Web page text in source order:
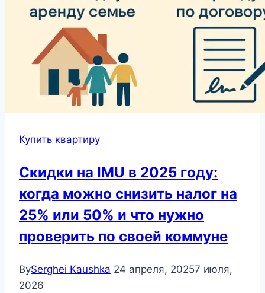
Купить квартиру
Скидки на IMU в 2025 году:
когда можно снизить налог на
25% или 50% и что нужно
проверить по своей коммуне
BySerghei Kaushka 24 апреля, 20257 июля,
2026